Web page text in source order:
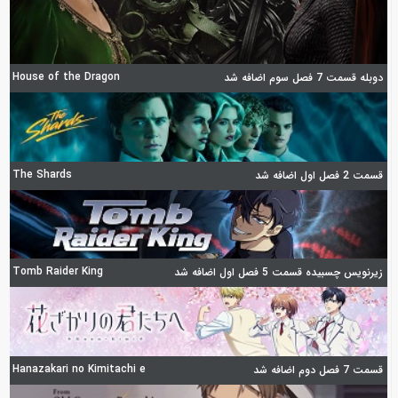
دوبله قسمت 7 فصل سوم اضافه شد House of the Dragon
قسمت 2 فصل اول اضافه شد The Shards
زیرنویس چسبیده قسمت 5 فصل اول اضافه شد Tomb Raider King
قسمت 7 فصل دوم اضافه شد Hanazakari no Kimitachi e